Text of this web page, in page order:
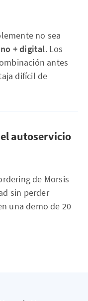
no sea
+ digital. Los
antes
difícil de
el autoservicio
de Morsis
sin perder
una demo de 20